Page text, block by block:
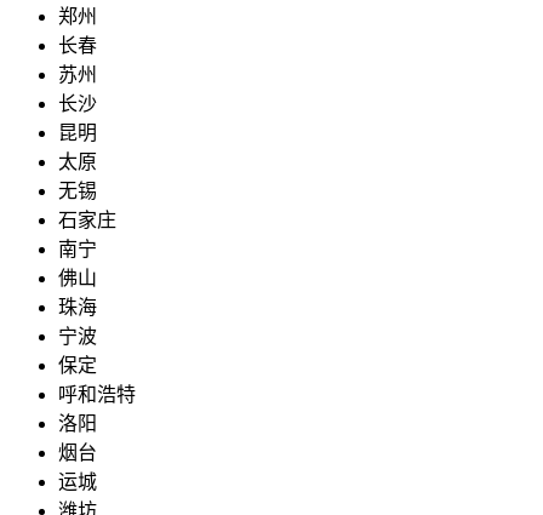
郑州
长春
苏州
长沙
昆明
太原
无锡
石家庄
南宁
佛山
珠海
宁波
保定
呼和浩特
洛阳
烟台
运城
潍坊